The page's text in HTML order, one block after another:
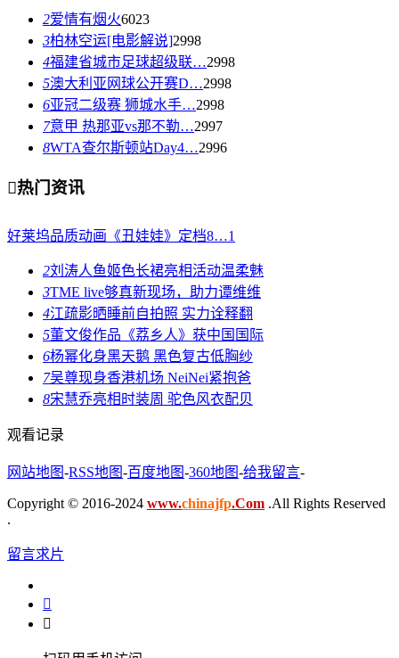
2爱情有烟火6023
3柏林空运[电影解说]2998
4福建省城市足球超级联…2998
5澳大利亚网球公开赛D…2998
6亚冠二级赛 狮城水手…2998
7意甲 热那亚vs那不勒…2997
8WTA查尔斯顿站Day4…2996
热门资讯
好莱坞品质动画《丑娃娃》定档8… 1
2刘涛人鱼姬色长裙亮相活动温柔魅
3TME live够真新现场，助力谭维维
4江疏影晒睡前自拍照 实力诠释翻
5董文俊作品《荔乡人》获中国国际
6杨幂化身黑天鹅 黑色复古低胸纱
7吴尊现身香港机场 NeiNei紧抱爸
8宋慧乔亮相时装周 驼色风衣配贝
观看记录
网站地图-RSS地图-百度地图-360地图-给我留言-
Copyright © 2016-2024 www.chinajfp.Com .All Rights Reserved
.
留言求片

